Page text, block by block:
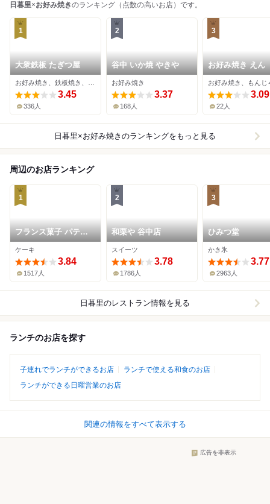
日暮里×お好み焼きのランキング（点数の高いお店）です。
1
大衆鉄板 たぎつ屋
3.45
336人
2
谷中 いか焼 やきや
お好み焼き
3.37
168人
3
お好み焼き えん
お好み焼き、もんじ
3.09
22人
日暮里×お好み焼き のランキングをもっと見る
周辺のお店ランキング
1
フランス菓子 パティ
シエ ショコラティエ
イナムラショウゾウ
ケーキ
3.84
1517人
2
和栗や 谷中店
スイーツ
3.78
1786人
3
ひみつ堂
かき氷
3.77
2963人
日暮里のレストラン情報を見る
ランチのお店を探す
子連れでランチができるお店
ランチで使える和食のお店
ランチができる日曜営業のお店
関連の情報をすべて表示する
広告を非表示